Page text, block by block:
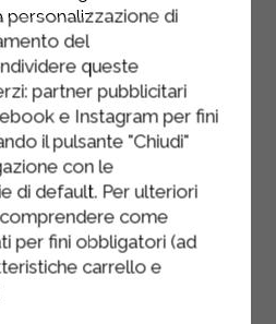
crème d'artichauts à
des
en
couches jusqu'à
ingrédients.
dernière couche de
cuire au four à
30 à 45
personalizzazione di
del
queste
partner pubblicitari
e Instagram per fini
il pulsante "Chiudi"
con le
di default. Per ulteriori
come
per fini obbligatori (ad
carrello e